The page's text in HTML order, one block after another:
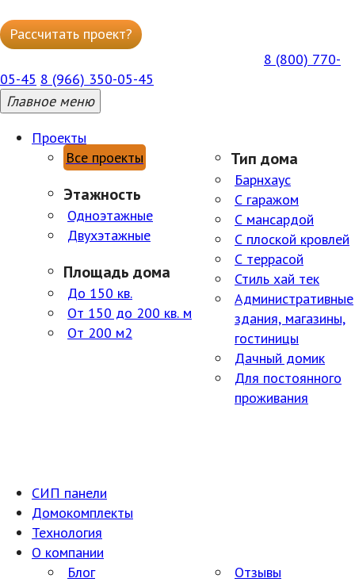
Рассчитать проект?
8 (800) 770-
05-45 8 (966) 350-05-45
Главное меню
Проекты
Все проекты
Этажность
Одноэтажные
Двухэтажные
Площадь дома
До 150 кв.
От 150 до 200 кв. м
От 200 м2
Тип дома
Барнхаус
С гаражом
С мансардой
С плоской кровлей
С террасой
Стиль хай тек
Административные
здания, магазины,
гостиницы
Дачный домик
Для постоянного
проживания
СИП панели
Домокомплекты
Технология
О компании
Блог
Отзывы